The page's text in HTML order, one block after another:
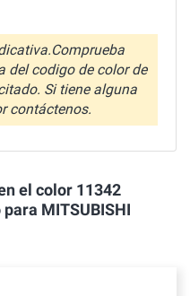
del codigo de color de
Si tiene alguna
contáctenos.
el color 11342
MITSUBISHI